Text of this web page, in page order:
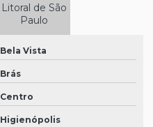
Litoral de São
Paulo
Bela Vista
Brás
Centro
Higienópolis